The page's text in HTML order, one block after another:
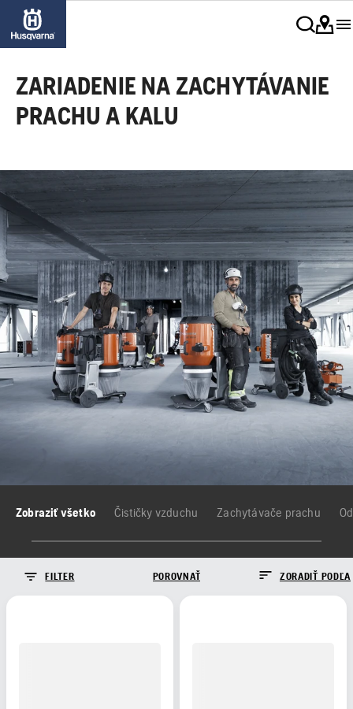
ZARIADENIE NA ZACHYTÁVANIE
PRACHU A KALU
Zobraziť všetko Čističky vzduchu Zachytávače prachu
FILTER POROVNAŤ ZORADIŤ PODĽA